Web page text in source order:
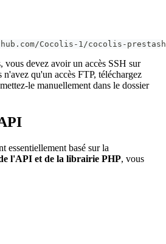
Cocolis-1/cocolis-
vous devez avoir un accès SSH sur
qu'un accès FTP, téléchargez
le manuellement dans le dossier
essentiellement basé sur la
l'API et de la librairie PHP, vous